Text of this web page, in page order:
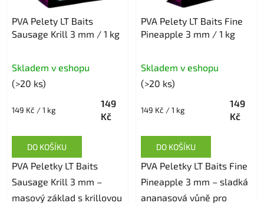
PVA Pelety LT Baits
Sausage Krill 3 mm / 1 kg
Skladem v eshopu
(>20 ks)
149
Kč
Měrná
149 Kč / 1 kg
DO KOŠÍKU
PVA Peletky LT Baits
Sausage Krill 3 mm –
masový základ s krillovou
PVA Pelety LT Baits Fine
Pineapple 3 mm / 1 kg
Skladem v eshopu
(>20 ks)
149
Kč
Měrná
149 Kč / 1 kg
DO KOŠÍKU
PVA Peletky LT Baits Fine
Pineapple 3 mm – sladká
ananasová vůně pro